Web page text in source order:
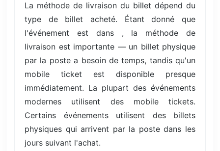
La méthode de livraison du billet dépend du
type de billet acheté. Étant donné que
l'événement est dans , la méthode de
livraison est importante — un billet physique
par la poste a besoin de temps, tandis qu'un
mobile ticket est disponible presque
immédiatement. La plupart des événements
modernes utilisent des mobile tickets.
Certains événements utilisent des billets
physiques qui arrivent par la poste dans les
jours suivant l'achat.